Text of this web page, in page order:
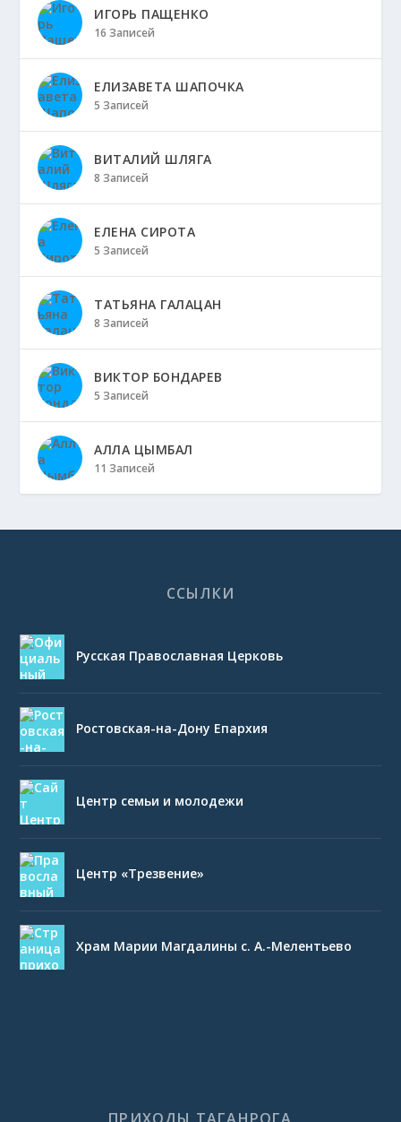
ИГОРЬ ПАЩЕНКО
16 Записей
ЕЛИЗАВЕТА ШАПОЧКА
5 Записей
ВИТАЛИЙ ШЛЯГА
8 Записей
ЕЛЕНА СИРОТА
5 Записей
ТАТЬЯНА ГАЛАЦАН
8 Записей
ВИКТОР БОНДАРЕВ
5 Записей
АЛЛА ЦЫМБАЛ
11 Записей
ССЫЛКИ
Русская Православная Церковь
Ростовская-на-Дону Епархия
Центр семьи и молодежи
Центр «Трезвение»
Храм Марии Магдалины с. А.-Мелентьево
ПРИХОДЫ ТАГАНРОГА